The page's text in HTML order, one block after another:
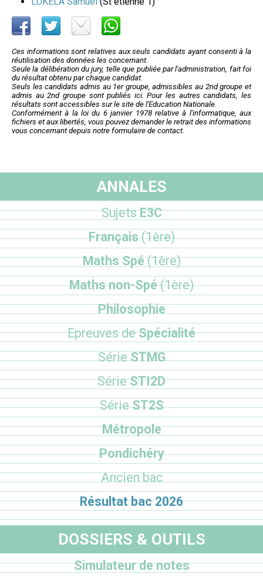
Ces informations sont relatives aux seuls candidats ayant consenti à la
réutilisation des données les concernant.
Seule la délibération du jury, telle que publiée par l'administration, fait foi
du résultat obtenu par chaque candidat.
Seuls les candidats admis au 1er groupe, admissibles au 2nd groupe et
admis au 2nd groupe sont publiés ici. Pour les autres candidats, les
résultats sont accessibles sur le site de l'Education Nationale.
Conformément à la loi du 6 janvier 1978 relative à l'informatique, aux
fichiers et aux libertés, vous pouvez demander le retrait des informations
vous concernant depuis notre formulaire de contact.
ANNALES
SujetsE3C
Français(1ère)
Maths Spé(1ère)
Maths non-Spé(1ère)
Philosophie
Epreuves deSpécialité
SérieSTMG
SérieSTI2D
SérieST2S
Métropole
Pondichéry
Ancien bac
Résultat bac 2026
DOSSIERS & OUTILS
Simulateur de notes